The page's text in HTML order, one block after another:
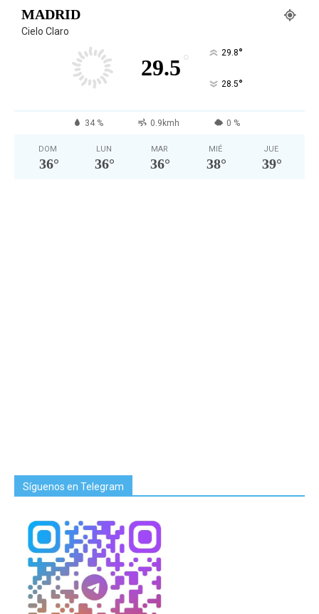
MADRID
Cielo Claro
29.5 ° 29.8°
28.5°
34 % 0.9kmh 0 %
DOM
36°
LUN
36°
MAR
36°
MIÉ
38°
JUE
39°
Síguenos en Telegram